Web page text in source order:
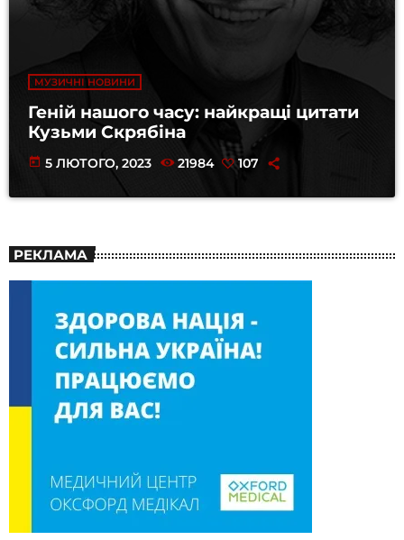
МУЗИЧНІ НОВИНИ
Геній нашого часу: найкращі цитати
Кузьми Скрябіна
today 5 ЛЮТОГО, 2023 21984 107
РЕКЛАМА